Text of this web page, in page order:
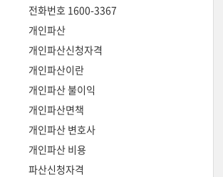
전화번호 1600-3367
개인파산
개인파산신청자격
개인파산이란
개인파산 불이익
개인파산면책
개인파산 변호사
개인파산 비용
파산신청자격